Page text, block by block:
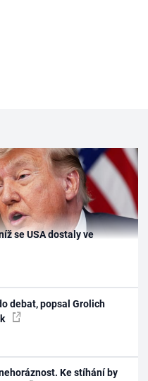
se USA dostaly ve
debat, popsal Grolich
Ke stíhání by